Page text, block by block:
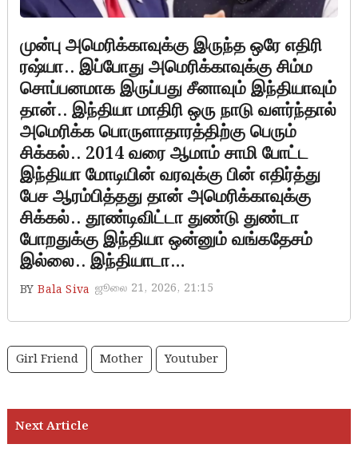
முன்பு அமெரிக்காவுக்கு இருந்த ஒரே எதிரி
ரஷ்யா.. இப்போது அமெரிக்காவுக்கு சிம்ம
சொப்பனமாக இருப்பது சீனாவும் இந்தியாவும்
தான்.. இந்தியா மாதிரி ஒரு நாடு வளர்ந்தால்
அமெரிக்க பொருளாதாரத்திற்கு பெரும்
சிக்கல்.. 2014 வரை ஆமாம் சாமி போட்ட
இந்தியா மோடியின் வரவுக்கு பின் எதிர்த்து
பேச ஆரம்பித்தது தான் அமெரிக்காவுக்கு
சிக்கல்.. தூண்டிவிட்டா துண்டு துண்டா
போறதுக்கு இந்தியா ஒன்னும் வங்கதேசம்
இல்லை.. இந்தியாடா…
BY Bala Siva ஜூலை 21, 2026, 21:15
Girl Friend Mother Youtuber